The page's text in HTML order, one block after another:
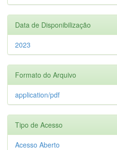
Data de Disponibilização
2023
Formato do Arquivo
application/pdf
Tipo de Acesso
Acesso Aberto